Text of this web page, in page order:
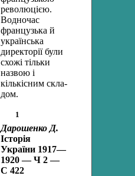
революцією.
Водночас
французька й
українська
директорії були
схожі тільки
назвою і
кількісним скла­
дом.
1
Дарошенко Д.
Історія
України 1917—
1920 — Ч 2 —
С 422